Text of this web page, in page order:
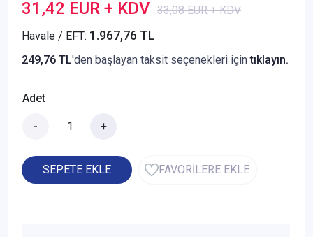
31,42 EUR + KDV 33,08 EUR + KDV
Havale / EFT: 1.967,76 TL
249,76 TL'den başlayan taksit seçenekleri içintıklayın.
Adet
- +
SEPETE EKLE FAVORİLERE EKLE